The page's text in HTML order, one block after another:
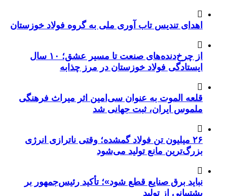
اهدای تندیس تاب آوری ملی به گروه فولاد خوزستان
از چرخ‌دنده‌های صنعت تا مسیر عشق؛ ۱۰ سال
ایستادگی فولاد خوزستان در مرز چذابه
قلعه الموت به عنوان سی‌امین اثر میراث‌ فرهنگی
ملموس ایران، ثبت جهانی شد
۲۶ میلیون تن فولاد گمشده؛ وقتی ناترازی انرژی
بزرگ‌ترین مانع تولید می‌شود
نباید برق صنایع قطع شود»؛ تأکید رئیس‌جمهور بر
پشتیبانی از تولید